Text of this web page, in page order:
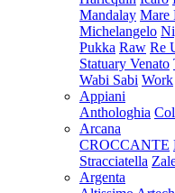
Mandalay Mare
Michelangelo
Pukka Raw Re
Statuary Venato
Wabi Sabi Work
Appiani
Anthologhia
Arcana
CROCCANTE
Stracciatella
Argenta